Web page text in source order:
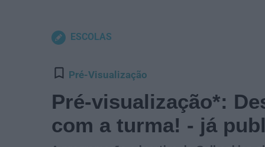
ESCOLAS
Pré-Visualização
Pré-visualização*:
com a turma! - já